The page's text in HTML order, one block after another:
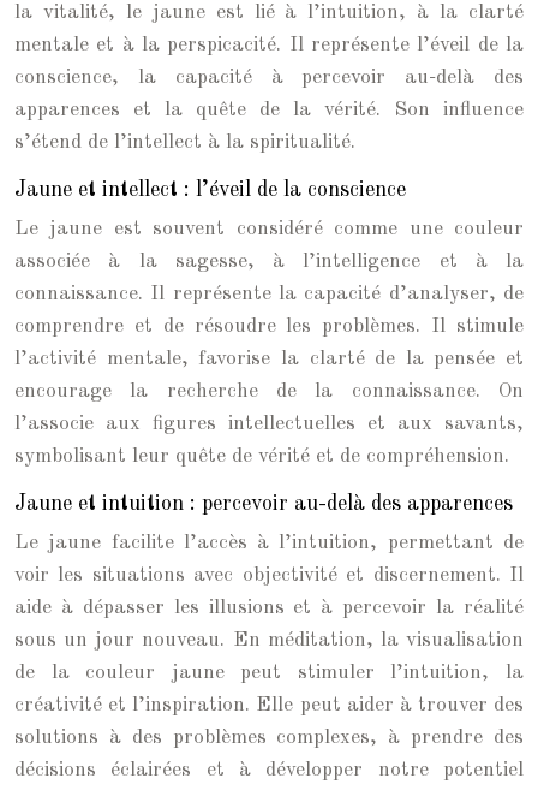
la vitalité, le jaune est lié à l’intuition, à la clarté
mentale et à la perspicacité. Il représente l’éveil de la
conscience, la capacité à percevoir au-delà des
apparences et la quête de la vérité. Son influence
s’étend de l’intellect à la spiritualité.
Jaune et intellect : l’éveil de la conscience
Le jaune est souvent considéré comme une couleur
associée à la sagesse, à l’intelligence et à la
connaissance. Il représente la capacité d’analyser, de
comprendre et de résoudre les problèmes. Il stimule
l’activité mentale, favorise la clarté de la pensée et
encourage la recherche de la connaissance. On
l’associe aux figures intellectuelles et aux savants,
symbolisant leur quête de vérité et de compréhension.
Jaune et intuition : percevoir au-delà des apparences
Le jaune facilite l’accès à l’intuition, permettant de
voir les situations avec objectivité et discernement. Il
aide à dépasser les illusions et à percevoir la réalité
sous un jour nouveau. En méditation, la visualisation
de la couleur jaune peut stimuler l’intuition, la
créativité et l’inspiration. Elle peut aider à trouver des
solutions à des problèmes complexes, à prendre des
décisions éclairées et à développer notre potentiel